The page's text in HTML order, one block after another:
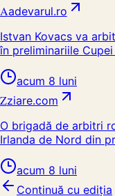
Aadevarul.ro
Istvan Kovacs va
în preliminariile
acum 8 luni
Zziare.com
O brigadă de arbitri
Irlanda de Nord din
acum 8 luni
Continuă cu ediția